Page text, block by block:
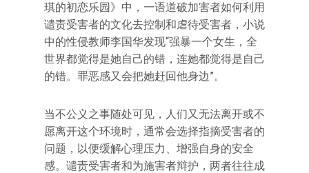
琪的初恋乐园》中，一语道破加害者如何利用
谴责受害者的文化去控制和虐待受害者，小说
中的性侵教师李国华发现“强暴一个女生，全
世界都觉得是她自己的错，连她都觉得是自己
的错。罪恶感又会把她赶回他身边”。
当不公义之事随处可见，人们又无法离开或不
愿离开这个环境时，通常会选择指摘受害者的
问题，以便缓解心理压力、增强自身的安全
感。谴责受害者和为施害者辩护，两者往往成